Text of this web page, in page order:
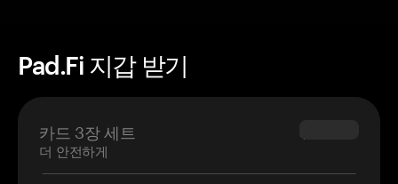
Pad.Fi 지갑 받기
카드 3장 세트
더 안전하게
$69.90